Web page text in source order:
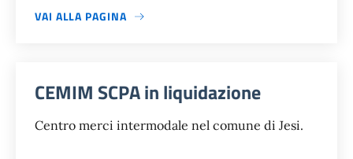
VAI ALLA PAGINA
CEMIM SCPA in liquidazione
Centro merci intermodale nel comune di Jesi.